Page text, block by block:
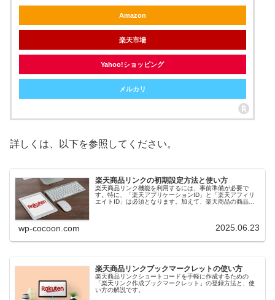
Amazon
楽天市場
Yahoo!ショッピング
メルカリ
詳しくは、以下を参照してください。
楽天商品リンクの初期設定方法と使い方
楽天商品リンク機能を利用するには、事前準備が必要で
す。特に、「楽天アプリケーションID」と「楽天アフィリ
エイトID」は必須となります。加えて、楽天商品の商品番
wp-cocoon.com 2025.06.23
楽天商品リンクブックマークレットの使い方
楽天商品リンクショートコードを手軽に作成するための
「楽天リンク作成ブックマークレット」の登録方法と、使
い方の解説です。